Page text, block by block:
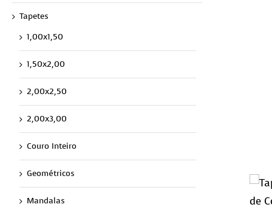
Tapetes
1,00x1,50
1,50x2,00
2,00x2,50
2,00x3,00
Couro Inteiro
Geométricos
Mandalas